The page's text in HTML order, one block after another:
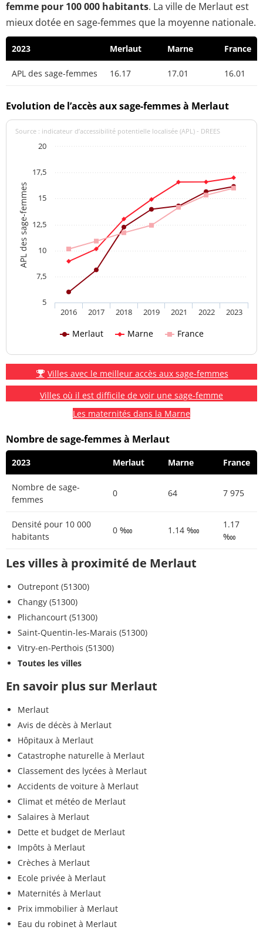
femme pour 100 000 habitants. La ville de Merlaut est
mieux dotée en sage-femmes que la moyenne nationale.
2023 Merlaut Marne France
APL des sage-femmes 16.17 17.01 16.01
Evolution de l’accès aux sage-femmes à Merlaut
APL des sage-femmes
Source : indicateur d’accessibilité potentielle localisée (APL) - DREES
Merlaut Marne France
2016 2017 2018 2019 2021 2022 2023
5
7,5
10
12,5
15
17,5
20
Villes avec le meilleur accès aux sage-femmes
Villes où il est difficile de voir une sage-femme
Les maternités dans la Marne
Nombre de sage-femmes à Merlaut
2023 Merlaut Marne France
Nombre de sage-
femmes
0 64 7 975
Densité pour 10 000
habitants
0 ‱ 1.14 ‱
1.17
‱
Les villes à proximité de Merlaut
Outrepont (51300)
Changy (51300)
Plichancourt (51300)
Saint-Quentin-les-Marais (51300)
Vitry-en-Perthois (51300)
Toutes les villes
En savoir plus sur Merlaut
Merlaut
Avis de décès à Merlaut
Hôpitaux à Merlaut
Catastrophe naturelle à Merlaut
Classement des lycées à Merlaut
Accidents de voiture à Merlaut
Climat et météo de Merlaut
Salaires à Merlaut
Dette et budget de Merlaut
Impôts à Merlaut
Crèches à Merlaut
Ecole privée à Merlaut
Maternités à Merlaut
Prix immobilier à Merlaut
Eau du robinet à Merlaut